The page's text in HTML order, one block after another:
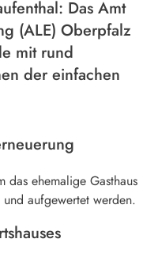
Das Amt
(ALE) Oberpfalz
mit rund
der einfachen
das ehemalige Gasthaus
aufgewertet werden.